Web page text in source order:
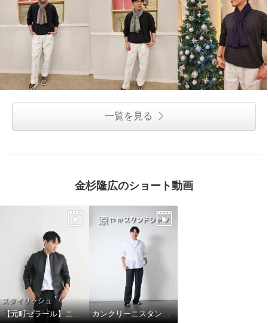
一覧を見る
金杉隆広のショート動画
【元町ゼラール】ニュージーランドラムスタンドジャケット カンクリーニスタンドカラーシャツ